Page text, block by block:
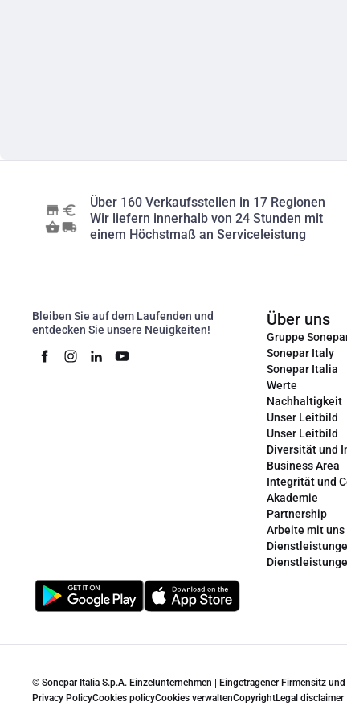
Über 160 Verkaufsstellen in 17 Regionen
Wir liefern innerhalb von 24 Stunden mit
einem Höchstmaß an Serviceleistung
Bleiben Sie auf dem Laufenden und
entdecken Sie unsere Neuigkeiten!
Über uns
Gruppe
Sonepar Italy
Sonepar Italia
Werte
Nachhaltigkeit
Unser Leitbild
Unser Leitbild
Diversität und
Business Area
Integrität und
Akademie
Partnership
Arbeite mit uns
© Sonepar Italia S.p.A. Einzelunternehmen | Eingetragener Firmensitz
Privacy PolicyCookies policyCookies verwaltenCopyrightLegal disclaimer